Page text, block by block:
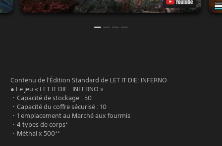
Contenu de l'Édition Standard de LET IT DIE: INFERNO
● Le jeu « LET IT DIE : INFERNO »
・Capacité de stockage : 50
・Capacité du coffre sécurisé : 10
・1 emplacement au Marché aux fourmis
・4 types de corps*
・Méthal x 500**